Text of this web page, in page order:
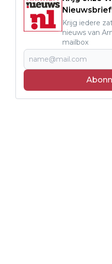
Krijg iedere
nieuws van
mailbox